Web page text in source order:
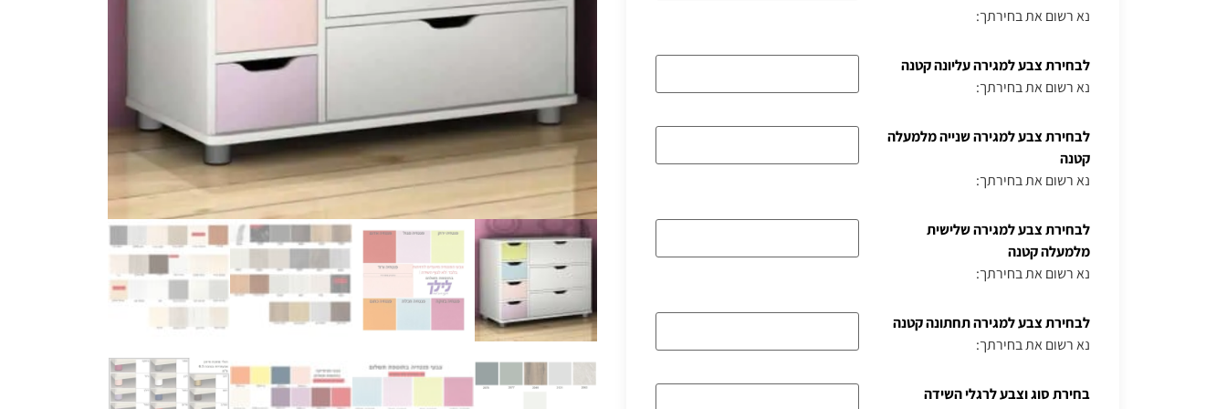
נא רשום את בחירתך:
לבחירת צבע למגירה עליונה קטנה
נא רשום את בחירתך:
לבחירת צבע למגירה שנייה מלמעלה
קטנה
נא רשום את בחירתך:
לבחירת צבע למגירה שלישית
מלמעלה קטנה
נא רשום את בחירתך:
לבחירת צבע למגירה תחתונה קטנה
נא רשום את בחירתך:
בחירת סוג וצבע לרגלי השידה